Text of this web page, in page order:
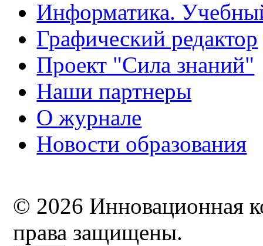
Информатика.
Графический редактор
Проект "Сила знаний"
Наши партнеры
О журнале
Новости образования
© 2026 Инновационная
права защищены.